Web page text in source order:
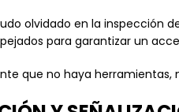
olvidado en la inspección
para garantizar un
que no haya